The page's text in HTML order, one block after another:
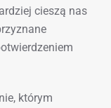
cieszą nas
którym